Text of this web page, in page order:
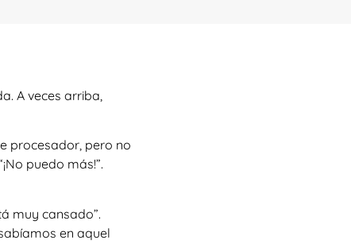
A veces arriba,
procesador, pero no
puedo más!”.
muy cansado”.
en aquel